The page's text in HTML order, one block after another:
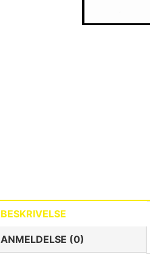
BESKRIVELSE
ANMELDELSE (0)